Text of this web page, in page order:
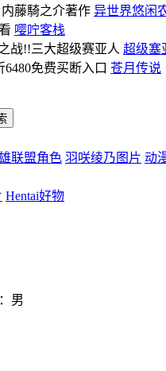
异世界悠闲
嘤咛客栈
超级塞
苍月传说
联盟角色 羽咲绫乃图片 动
Hentai好物
男